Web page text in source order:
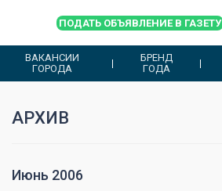
ПОДАТЬ ОБЪЯВЛЕНИЕ В ГАЗЕТУ
ВАКАНСИИ
ГОРОДА
БРЕНД
ГОДА
АРХИВ
Июнь 2006